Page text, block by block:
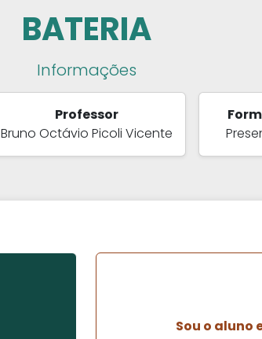
BATERIA
Informações
Professor
Bruno Octávio Picoli Vicente
Sou o aluno